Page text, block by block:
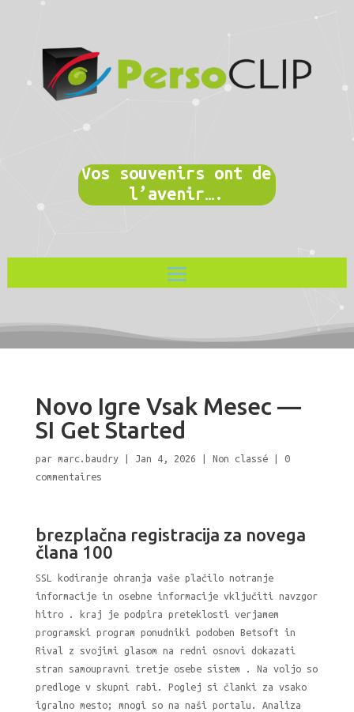
Vos souvenirs ont de
l’avenir….
Novo Igre Vsak Mesec —
SI Get Started
par marc.baudry| Jan 4, 2026 Non classé| 0
commentaires
brezplačna registracija za novega
člana 100
SSL kodiranje ohranja vaše plačilo notranje
informacije in osebne informacije vključiti navzgor
hitro . kraj je podpira preteklosti verjamem
programski program ponudniki podoben Betsoft in
Rival z svojimi glasom na redni osnovi dokazati
stran samoupravni tretje osebe sistem . Na voljo so
predloge v skupni rabi. Poglej si članki za vsako
igralno mesto; mnogi so na naši portalu. Analiza